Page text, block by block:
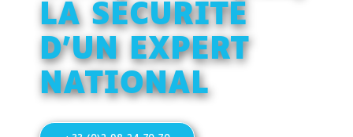
LA SÉCURITÉ
D'UN EXPERT
NATIONAL